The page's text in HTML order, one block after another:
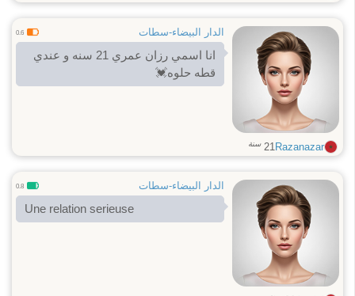
الدار البيضاء-سطات 0.6
انا اسمي رزان عمري 21 سنه و عندي
قطه حلوه💓
Razanazar
21 سنة
الدار البيضاء-سطات 0.8
Une relation serieuse